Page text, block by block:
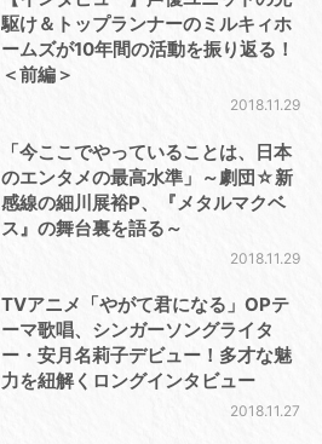
駆け＆トップランナーのミルキィホ
ームズが10年間の活動を振り返る！
＜前編＞
2018.11.29
「今ここでやっていることは、日本
のエンタメの最高水準」～劇団☆新
感線の細川展裕P、『メタルマクベ
ス』の舞台裏を語る～
2018.11.29
TVアニメ「やがて君になる」OPテ
ーマ歌唱、シンガーソングライタ
ー・安月名莉子デビュー！多才な魅
力を紐解くロングインタビュー
2018.11.27